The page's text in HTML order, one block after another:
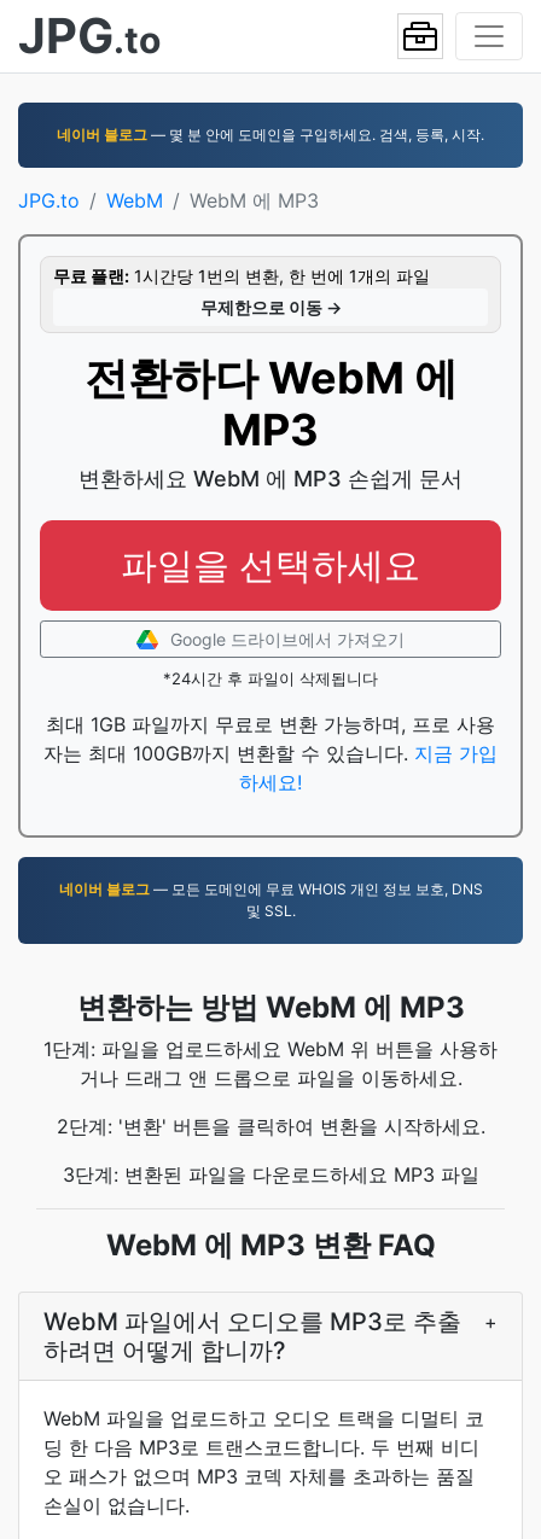
JPG.to
네이버 블로그 — 몇 분 안에 도메인을 구입하세요. 검색, 등록, 시작.
JPG.to WebM WebM 에 MP3
무료 플랜: 1시간당 1번의 변환, 한 번에 1개의 파일
무제한으로 이동 →
전환하다 WebM 에
MP3
변환하세요 WebM 에 MP3 손쉽게 문서
파일을 선택하세요
Google 드라이브에서 가져오기
*24시간 후 파일이 삭제됩니다
최대 1GB 파일까지 무료로 변환 가능하며, 프로 사용
자는 최대 100GB까지 변환할 수 있습니다. 지금 가입
하세요!
네이버 블로그— 모든 도메인에 무료 WHOIS 개인 정보 보호, DNS
및 SSL.
변환하는 방법 WebM 에 MP3
1단계: 파일을 업로드하세요 WebM 위 버튼을 사용하
거나 드래그 앤 드롭으로 파일을 이동하세요.
2단계: '변환' 버튼을 클릭하여 변환을 시작하세요.
3단계: 변환된 파일을 다운로드하세요 MP3 파일
WebM 에 MP3 변환 FAQ
WebM 파일에서 오디오를 MP3로 추출
하려면 어떻게 합니까?
+
WebM 파일을 업로드하고 오디오 트랙을 디멀티 코
딩 한 다음 MP3로 트랜스코드합니다. 두 번째 비디
오 패스가 없으며 MP3 코덱 자체를 초과하는 품질
손실이 없습니다.